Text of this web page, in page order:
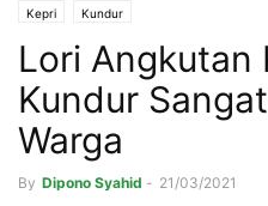
Kepri Kundur
Lori Angkutan
Kundur
Warga
By Dipono Syahid - 21/03/2021